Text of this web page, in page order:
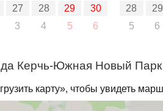
27 28 29
30
3 4 5 6
28
29
5
6
Керчь-Южная Новый Парк
карту», чтобы увидеть